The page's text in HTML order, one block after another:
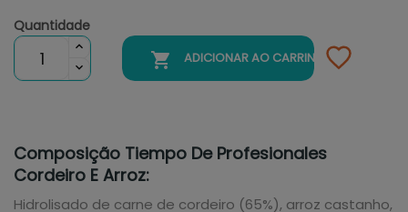
Quantidade
 ADICIONAR AO CARRINHO
Composição Tiempo De Profesionales
Cordeiro E Arroz:
Hidrolisado de carne de cordeiro (65%), arroz castanho,